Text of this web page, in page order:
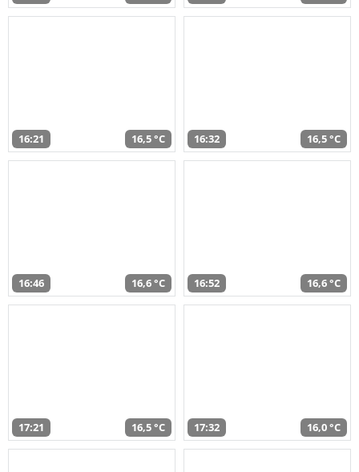
16:21 16,5 °C 16:32 16,5 °C
16:46 16,6 °C 16:52 16,6 °C
17:21 16,5 °C 17:32 16,0 °C